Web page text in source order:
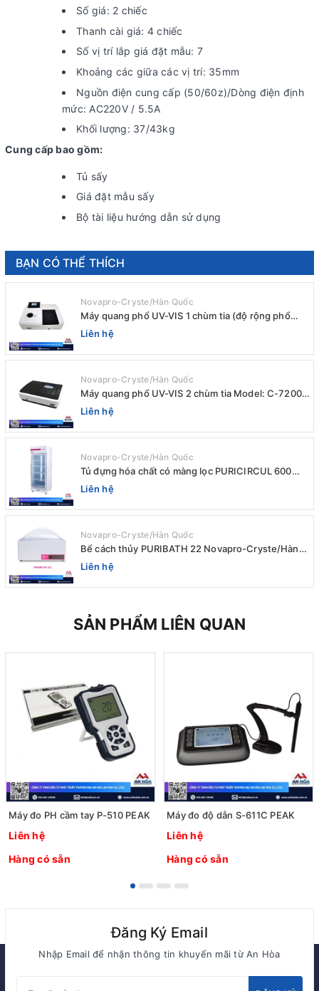
Số giá: 2 chiếc
Thanh cài giá: 4 chiếc
Số vị trí lắp giá đặt mẫu: 7
Khoảng các giữa các vị trí: 35mm
Nguồn điện cung cấp (50/60z)/Dòng điện định
mức: AC220V / 5.5A
Khối lượng: 37/43kg
Cung cấp bao gồm:
Tủ sấy
Giá đặt mẫu sấy
Bộ tài liệu hướng dẫn sử dụng
BẠN CÓ THỂ THÍCH
Novapro-Cryste/Hàn Quốc
Máy quang phổ UV-VIS 1 chùm tia (độ rộng phổ
4nm) E-1000UV / Peak
Liên hệ
Novapro-Cryste/Hàn Quốc
Máy quang phổ UV-VIS 2 chùm tia Model: C-7200 /
Peak
Liên hệ
Novapro-Cryste/Hàn Quốc
Tủ đựng hóa chất có màng lọc PURICIRCUL 600
AIRTIGHT Novapro-Cryste/Hàn Quốc
Liên hệ
Novapro-Cryste/Hàn Quốc
Bể cách thủy PURIBATH 22 Novapro-Cryste/Hàn
Quốc
Liên hệ
SẢN PHẨM LIÊN QUAN
Máy đo PH cầm tay P-510 PEAK
Liên hệ
Hàng có sẵn
Máy đo độ dẫn S-611C PEAK
Liên hệ
Hàng có sẵn
Đăng Ký Email
Nhập Email để nhận thông tin khuyến mãi từ An Hòa